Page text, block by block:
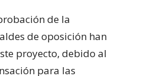
de la
de oposición han
proyecto, debido al
para las